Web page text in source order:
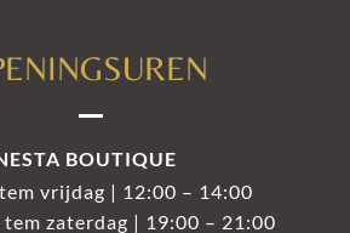
BOUTIQUE
vrijdag | 12:00 – 14:00
zaterdag | 19:00 – 21:00